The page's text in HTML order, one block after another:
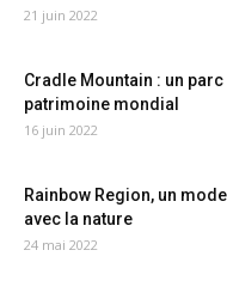
21 juin 2022
Cradle Mountain : un
patrimoine mondial
16 juin 2022
Rainbow Region, un
avec la nature
24 mai 2022